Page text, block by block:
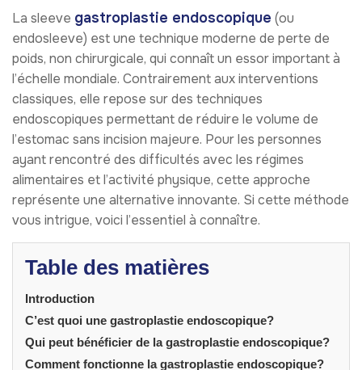
La sleeve gastroplastie endoscopique (ou
endosleeve) est une technique moderne de perte de
poids, non chirurgicale, qui connaît un essor important à
l’échelle mondiale. Contrairement aux interventions
classiques, elle repose sur des techniques
endoscopiques permettant de réduire le volume de
l’estomac sans incision majeure. Pour les personnes
ayant rencontré des difficultés avec les régimes
alimentaires et l’activité physique, cette approche
représente une alternative innovante. Si cette méthode
vous intrigue, voici l’essentiel à connaître.
Table des matières
Introduction
C’est quoi une gastroplastie endoscopique?
Qui peut bénéficier de la gastroplastie endoscopique?
Comment fonctionne la gastroplastie endoscopique?